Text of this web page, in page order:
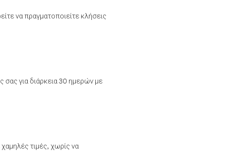
να πραγματοποιείτε κλήσεις
σας για διάρκεια 30 ημερών με
τιμές, χωρίς να